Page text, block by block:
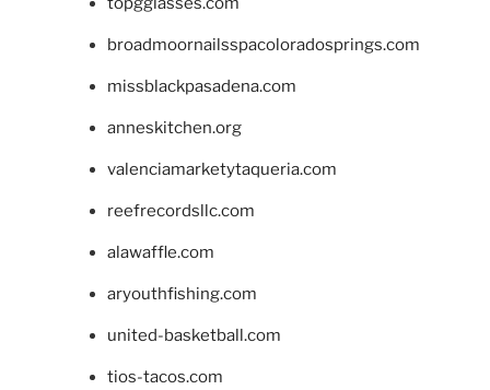
broadmoornailsspacoloradosprings.com
missblackpasadena.com
anneskitchen.org
valenciamarketytaqueria.com
reefrecordsllc.com
alawaffle.com
aryouthfishing.com
united-basketball.com
tios-tacos.com